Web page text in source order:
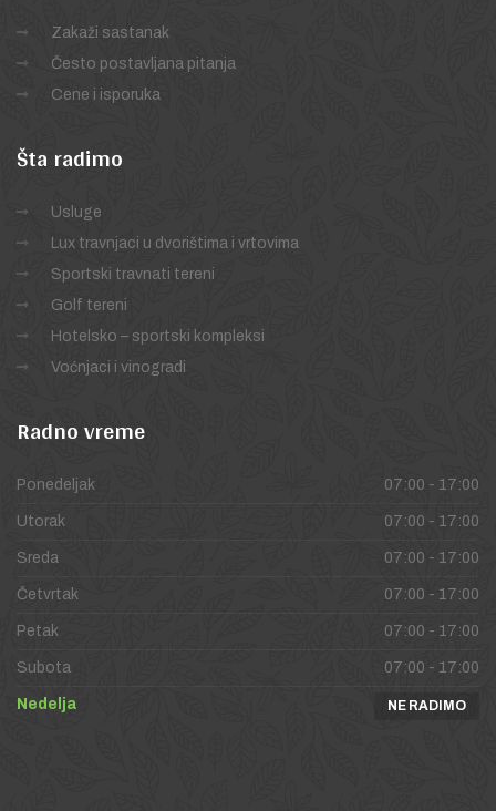
Zakaži sastanak
Često postavljana pitanja
Cene i isporuka
Šta radimo
Usluge
Lux travnjaci u dvorištima i vrtovima
Sportski travnati tereni
Golf tereni
Hotelsko – sportski kompleksi
Voćnjaci i vinogradi
Radnovreme
Ponedeljak 07:00 - 17:00
Utorak 07:00 - 17:00
Sreda 07:00 - 17:00
Četvrtak 07:00 - 17:00
Petak 07:00 - 17:00
Subota 07:00 - 17:00
Nedelja NE RADIMO